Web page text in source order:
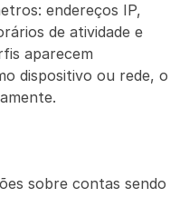
endereços IP,
de atividade e
aparecem
dispositivo ou rede, o
sobre contas sendo